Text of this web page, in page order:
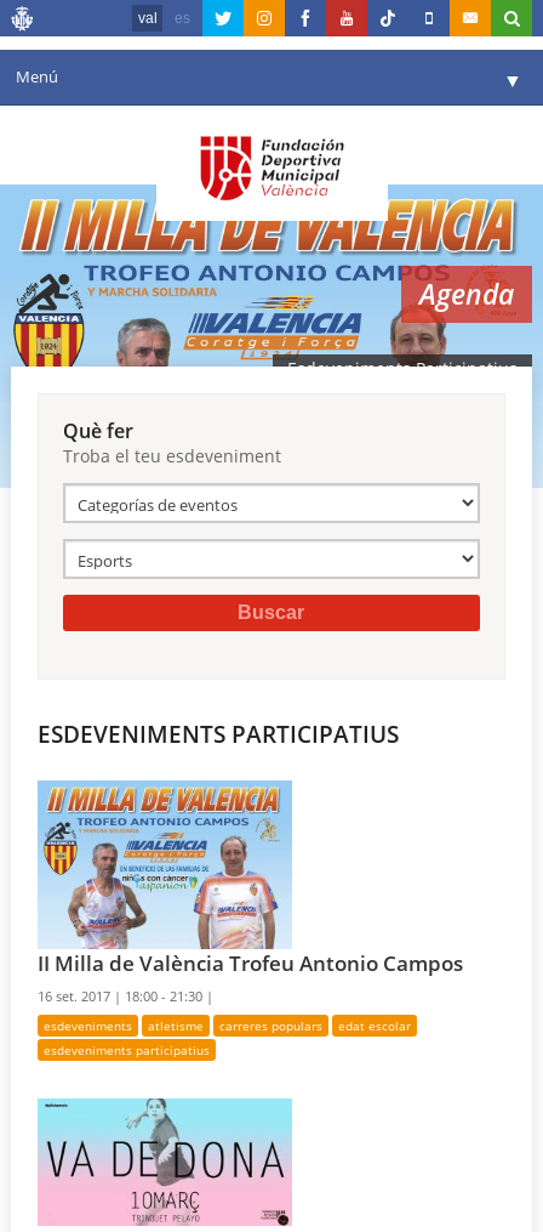
val es
Menú ▼
Agenda
Instal·lacions ▼
Comunicació ▼
València en esport ▼
Reserves
Agenda
Esdeveniments Participatius
Què fer
Troba el teu esdeveniment
ESDEVENIMENTS PARTICIPATIUS
II Milla de València Trofeu Antonio Campos
16 set. 2017 | 18:00 - 21:30 |
esdeveniments atletisme carreres populars
edat escolar
esdeveniments participatius